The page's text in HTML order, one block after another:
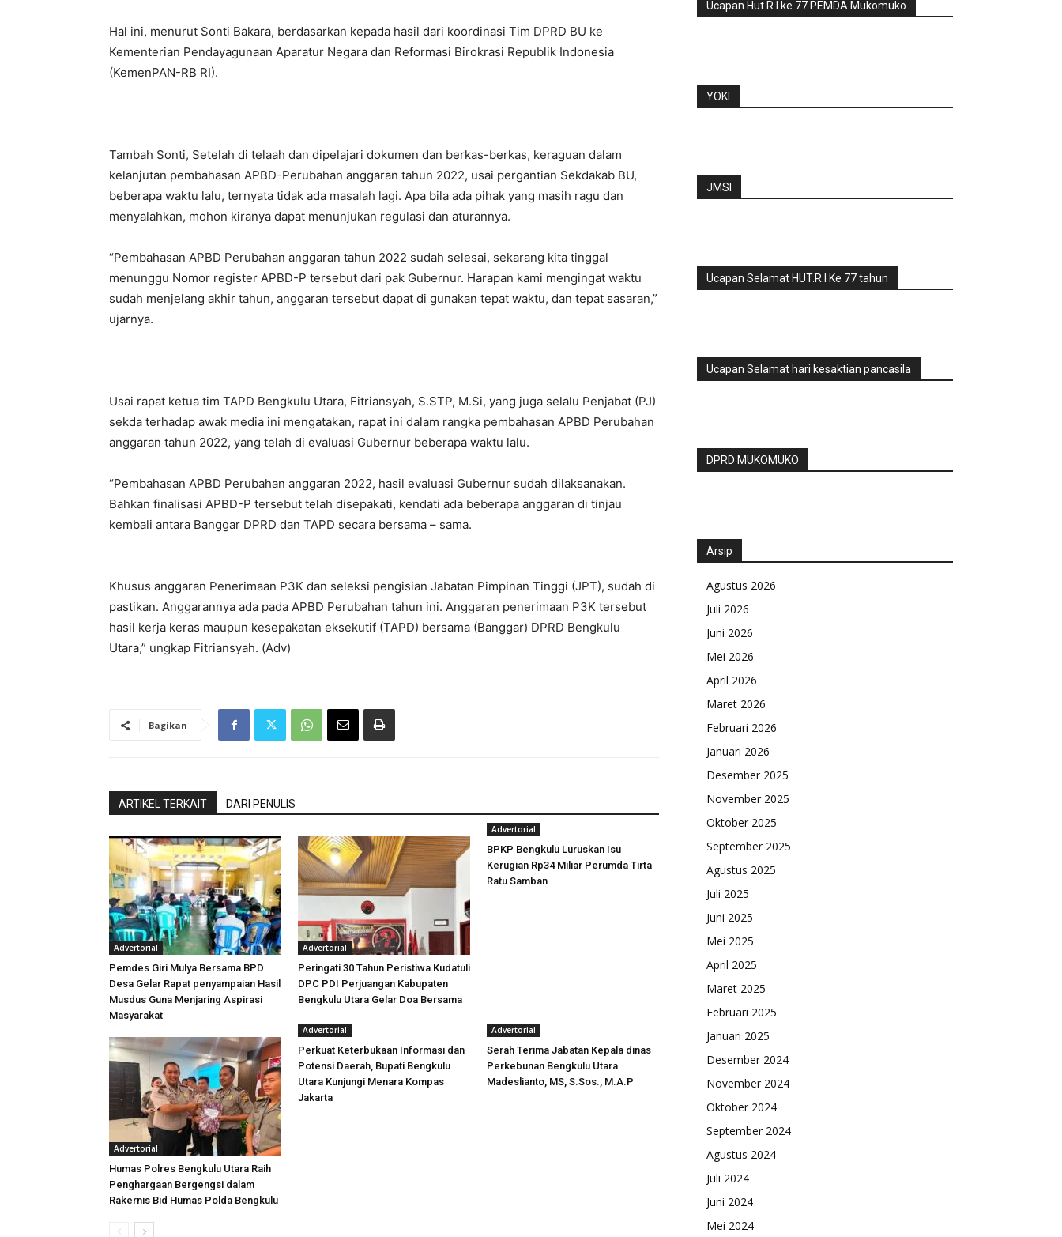
Hal ini, menurut Sonti Bakara, berdasarkan kepada hasil dari koordinasi Tim DPRD BU ke
Kementerian Pendayagunaan Aparatur Negara dan Reformasi Birokrasi Republik Indonesia
(KemenPAN-RB RI).
Tambah Sonti, Setelah di telaah dan dipelajari dokumen dan berkas-berkas, keraguan dalam
kelanjutan pembahasan APBD-Perubahan anggaran tahun 2022, usai pergantian Sekdakab BU,
beberapa waktu lalu, ternyata tidak ada masalah lagi. Apa bila ada pihak yang masih ragu dan
menyalahkan, mohon kiranya dapat menunjukan regulasi dan aturannya.
“Pembahasan APBD Perubahan anggaran tahun 2022 sudah selesai, sekarang kita tinggal
menunggu Nomor register APBD-P tersebut dari pak Gubernur. Harapan kami mengingat waktu
sudah menjelang akhir tahun, anggaran tersebut dapat di gunakan tepat waktu, dan tepat sasaran,”
ujarnya.
Usai rapat ketua tim TAPD Bengkulu Utara, Fitriansyah, S.STP, M.Si, yang juga selalu Penjabat (PJ)
sekda terhadap awak media ini mengatakan, rapat ini dalam rangka pembahasan APBD Perubahan
anggaran tahun 2022, yang telah di evaluasi Gubernur beberapa waktu lalu.
“Pembahasan APBD Perubahan anggaran 2022, hasil evaluasi Gubernur sudah dilaksanakan.
Bahkan finalisasi APBD-P tersebut telah disepakati, kendati ada beberapa anggaran di tinjau
kembali antara Banggar DPRD dan TAPD secara bersama – sama.
Khusus anggaran Penerimaan P3K dan seleksi pengisian Jabatan Pimpinan Tinggi (JPT), sudah di
pastikan. Anggarannya ada pada APBD Perubahan tahun ini. Anggaran penerimaan P3K tersebut
hasil kerja keras maupun kesepakatan eksekutif (TAPD) bersama (Banggar) DPRD Bengkulu
Utara,” ungkap Fitriansyah. (Adv)
Bagikan
ARTIKEL TERKAIT DARI PENULIS
Advertorial
Pemdes Giri Mulya Bersama BPD
Desa Gelar Rapat penyampaian Hasil
Musdus Guna Menjaring Aspirasi
Masyarakat
Advertorial
Peringati 30 Tahun Peristiwa Kudatuli
DPC PDI Perjuangan Kabupaten
Bengkulu Utara Gelar Doa Bersama
Advertorial
BPKP Bengkulu Luruskan Isu
Kerugian Rp34 Miliar Perumda Tirta
Ratu Samban
Advertorial
Humas Polres Bengkulu Utara Raih
Penghargaan Bergengsi dalam
Rakernis Bid Humas Polda Bengkulu
Advertorial
Perkuat Keterbukaan Informasi dan
Potensi Daerah, Bupati Bengkulu
Utara Kunjungi Menara Kompas
Jakarta
Advertorial
Serah Terima Jabatan Kepala dinas
Perkebunan Bengkulu Utara
Madeslianto, MS, S.Sos., M.A.P
Ucapan Hut R.I ke 77 PEMDA Mukomuko
YOKI
JMSI
Ucapan Selamat HUT.R.I Ke 77 tahun
Ucapan Selamat hari kesaktian pancasila
DPRD MUKOMUKO
Arsip
Agustus 2026
Juli 2026
Juni 2026
Mei 2026
April 2026
Maret 2026
Februari 2026
Januari 2026
Desember 2025
November 2025
Oktober 2025
September 2025
Agustus 2025
Juli 2025
Juni 2025
Mei 2025
April 2025
Maret 2025
Februari 2025
Januari 2025
Desember 2024
November 2024
Oktober 2024
September 2024
Agustus 2024
Juli 2024
Juni 2024
Mei 2024